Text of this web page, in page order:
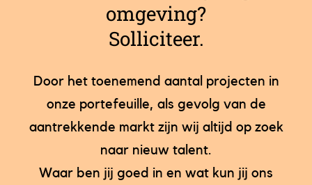
omgeving?
Solliciteer.
Door het toenemend aantal projecten in
onze portefeuille, als gevolg van de
aantrekkende markt zijn wij altijd op zoek
naar nieuw talent.
Waar ben jij goed in en wat kun jij ons